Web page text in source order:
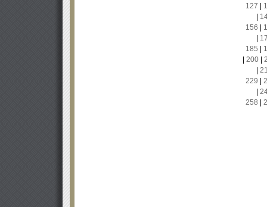
127
156
185
200|
229
258